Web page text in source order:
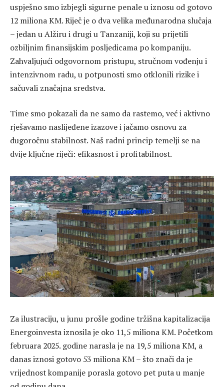
uspješno smo izbjegli sigurne penale u iznosu od gotovo
12 miliona KM. Riječ je o dva velika međunarodna slučaja
– jedan u Alžiru i drugi u Tanzaniji, koji su prijetili
ozbiljnim finansijskim posljedicama po kompaniju.
Zahvaljujući odgovornom pristupu, stručnom vođenju i
intenzivnom radu, u potpunosti smo otklonili rizike i
sačuvali značajna sredstva.
Time smo pokazali da ne samo da rastemo, već i aktivno
rješavamo naslijeđene izazove i jačamo osnovu za
dugoročnu stabilnost. Naš radni princip temelji se na
dvije ključne riječi: efikasnost i profitabilnost.
Za ilustraciju, u junu prošle godine tržišna kapitalizacija
Energoinvesta iznosila je oko 11,5 miliona KM. Početkom
februara 2025. godine narasla je na 19,5 miliona KM, a
danas iznosi gotovo 53 miliona KM – što znači da je
vrijednost kompanije porasla gotovo pet puta u manje